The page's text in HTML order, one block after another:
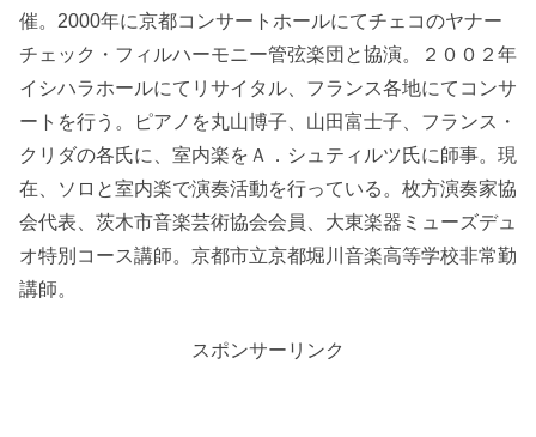
催。2000年に京都コンサートホールにてチェコのヤナー
チェック・フィルハーモニー管弦楽団と協演。２００２年
イシハラホールにてリサイタル、フランス各地にてコンサ
ートを行う。ピアノを丸山博子、山田富士子、フランス・
クリダの各氏に、室内楽をＡ．シュティルツ氏に師事。現
在、ソロと室内楽で演奏活動を行っている。枚方演奏家協
会代表、茨木市音楽芸術協会会員、大東楽器ミューズデュ
オ特別コース講師。京都市立京都堀川音楽高等学校非常勤
講師。
スポンサーリンク